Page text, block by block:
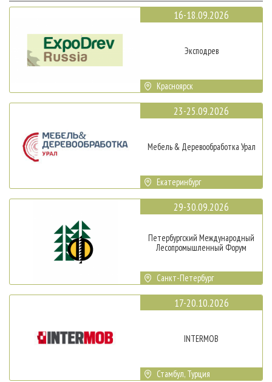
16-18.09.2026
Эксподрев
Красноярск
23-25.09.2026
Мебель & Деревообработка Урал
Екатеринбург
29-30.09.2026
Петербургский Международный
Лесопромышленный Форум
Санкт-Петербург
17-20.10.2026
INTERMOB
Стамбул, Турция